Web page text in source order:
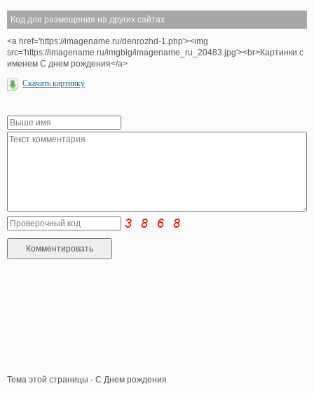
Код для размещения на других сайтах
<a href='https://imagename.ru/denrozhd-1.php'><img
src='https://imagename.ru/imgbig/imagename_ru_20483.jpg'><br>Картинки с
именем С днем рождения</a>
Скачать картинку
Тема этой страницы - С Днем рождения.